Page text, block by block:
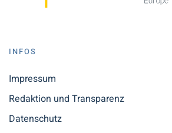
INFOS
Impressum
Redaktion und Transparenz
Datenschutz